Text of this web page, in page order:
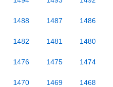
1488 1487 1486
1482 1481 1480
1476 1475 1474
1470 1469 1468